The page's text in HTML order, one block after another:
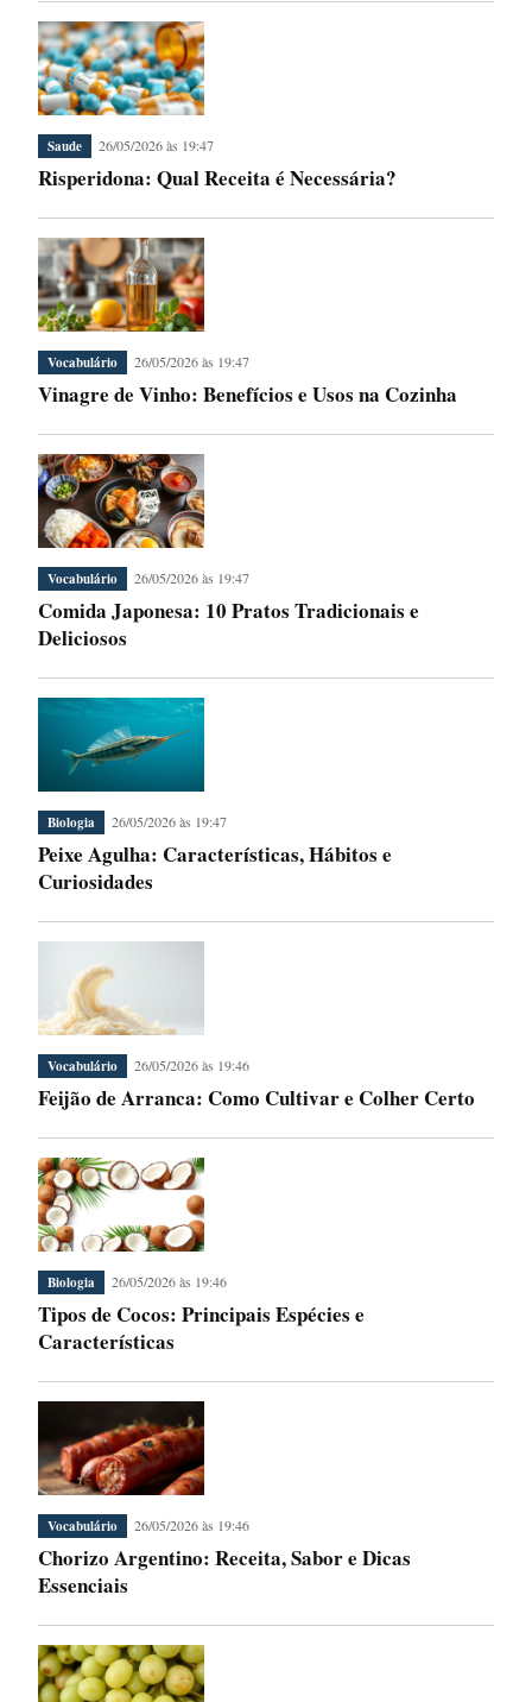
Saude 26/05/2026 às 19:47
Risperidona: Qual Receita é Necessária?
Vocabulário 26/05/2026 às 19:47
Vinagre de Vinho: Benefícios e Usos na Cozinha
Vocabulário 26/05/2026 às 19:47
Comida Japonesa: 10 Pratos Tradicionais e
Deliciosos
Biologia 26/05/2026 às 19:47
Peixe Agulha: Características, Hábitos e
Curiosidades
Vocabulário 26/05/2026 às 19:46
Feijão de Arranca: Como Cultivar e Colher Certo
Biologia 26/05/2026 às 19:46
Tipos de Cocos: Principais Espécies e
Características
Vocabulário 26/05/2026 às 19:46
Chorizo Argentino: Receita, Sabor e Dicas
Essenciais